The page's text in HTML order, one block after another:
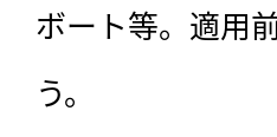
ボート等。適用
う。